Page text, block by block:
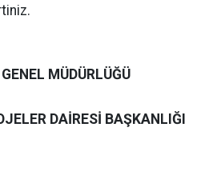
MÜDÜRLÜĞÜ
DAİRESİ BAŞKANLIĞI